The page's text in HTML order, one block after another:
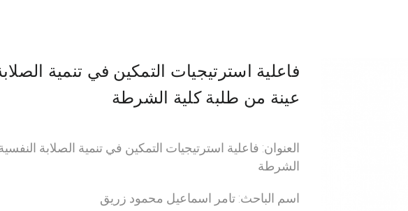
فاعلية استرتيجيات التمكين في تنمية
عينة من طلبة كلية الشرطة
العنوان: فاعلية استرتيجيات التمكين في تنمية الصلابة
الشرطة
اسم الباحث: تامر اسماعيل محمود زريق